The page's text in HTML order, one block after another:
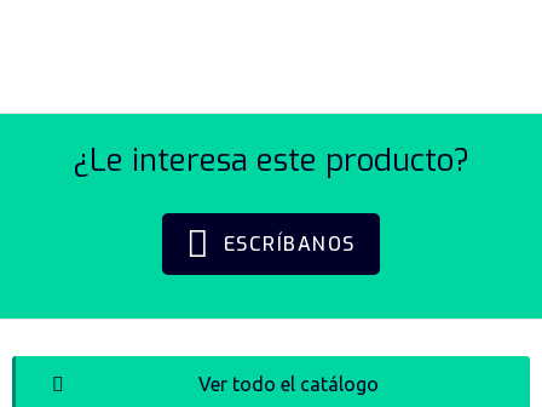
¿Le interesa este producto?
ESCRÍBANOS
Ver todo el catálogo